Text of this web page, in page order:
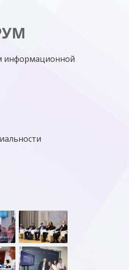
информационной